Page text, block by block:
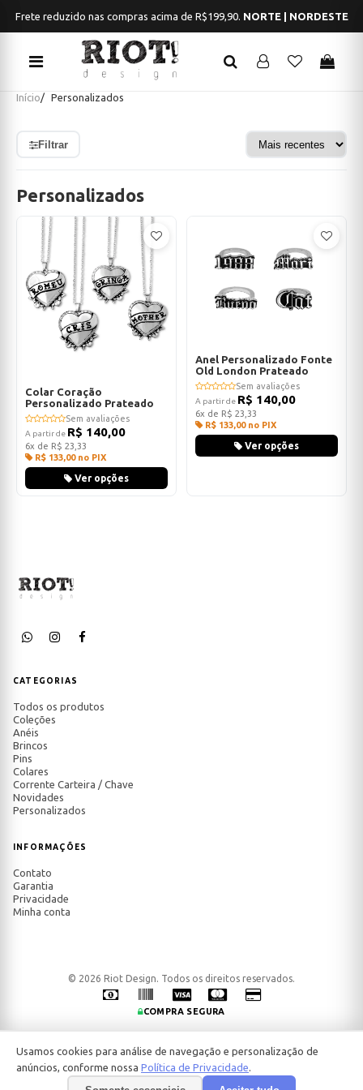
Frete reduzido nas compras acima de R$199,90. NORTE | NORDESTE
Início Personalizados
Filtrar
Personalizados
Colar Coração
Personalizado Prateado
Sem avaliações
A partir de R$ 140,00
6x de R$ 23,33
R$ 133,00 no PIX
Ver opções
Anel Personalizado Fonte
Old London Prateado
Sem avaliações
A partir de R$ 140,00
6x de R$ 23,33
R$ 133,00 no PIX
Ver opções
CATEGORIAS
Todos os produtos
Coleções
Anéis
Brincos
Pins
Colares
Corrente Carteira / Chave
Novidades
Personalizados
INFORMAÇÕES
Contato
Garantia
Privacidade
Minha conta
© 2026 Riot Design. Todos os direitos reservados.
COMPRA SEGURA
Usamos cookies para análise de navegação e personalização de
anúncios, conforme nossa Política de Privacidade.